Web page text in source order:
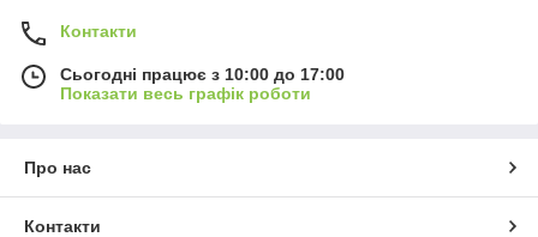
Контакти
Сьогодні працює з 10:00 до 17:00
Показати весь графік роботи
Про нас
Контакти